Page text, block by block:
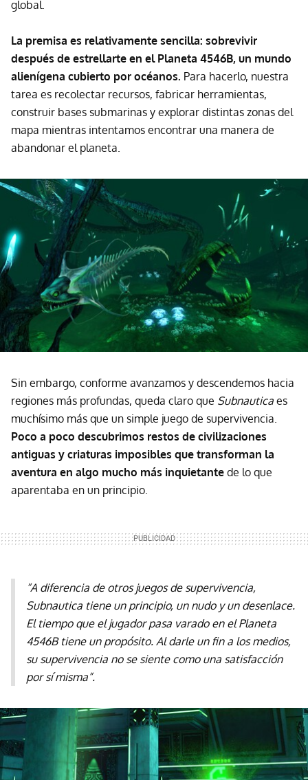
global.
La premisa es relativamente sencilla: sobrevivir
después de estrellarte en el Planeta 4546B, un mundo
alienígena cubierto por océanos. Para hacerlo, nuestra
tarea es recolectar recursos, fabricar herramientas,
construir bases submarinas y explorar distintas zonas del
mapa mientras intentamos encontrar una manera de
abandonar el planeta.
Sin embargo, conforme avanzamos y descendemos hacia
regiones más profundas, queda claro que Subnautica es
muchísimo más que un simple juego de supervivencia.
Poco a poco descubrimos restos de civilizaciones
antiguas y criaturas imposibles que transforman la
aventura en algo mucho más inquietante de lo que
aparentaba en un principio.
“A diferencia de otros juegos de supervivencia,
Subnautica tiene un principio, un nudo y un desenlace.
El tiempo que el jugador pasa varado en el Planeta
4546B tiene un propósito. Al darle un fin a los medios,
su supervivencia no se siente como una satisfacción
por sí misma”.